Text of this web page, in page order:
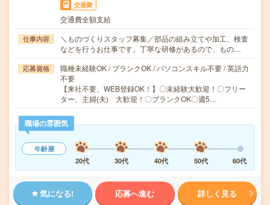
交通費
交通費全額支給
仕事内容
＼ものづくりスタッフ募集／部品の組み立てや加工、検査
などを行うお仕事です。丁寧な研修があるので、もの…
応募資格
職種未経験OK / ブランクOK / パソコンスキル不要 / 英語力
不要
【来社不要、WEB登録OK！】〇未経験大歓迎！〇フリー
ター、主婦(夫) 大歓迎！〇ブランクOK〇週5…
職場の雰囲気
年齢層
20代
30代 40代 50代 60代
気になる! 応募へ進む 詳しく見る